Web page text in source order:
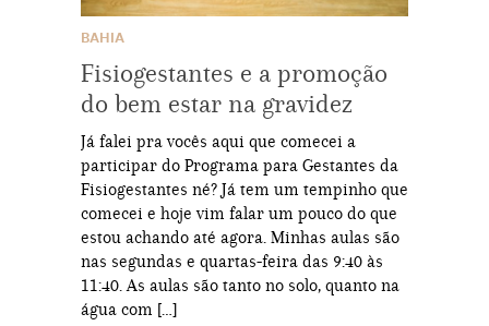
BAHIA
Fisiogestantes e a promoção
do bem estar na gravidez
Já falei pra vocês aqui que comecei a
participar do Programa para Gestantes da
Fisiogestantes né? Já tem um tempinho que
comecei e hoje vim falar um pouco do que
estou achando até agora. Minhas aulas são
nas segundas e quartas-feira das 9:40 às
11:40. As aulas são tanto no solo, quanto na
água com […]